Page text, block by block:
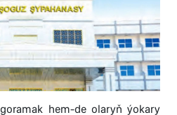
hem-de olaryň ýokary